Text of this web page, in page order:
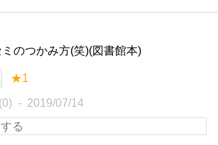
ミのつかみ方(笑)(図書館本)
★1
2019/07/14